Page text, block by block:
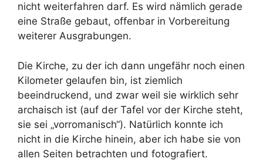
nicht weiterfahren darf. Es wird nämlich gerade
eine Straße gebaut, offenbar in Vorbereitung
weiterer Ausgrabungen.
Die Kirche, zu der ich dann ungefähr noch einen
Kilometer gelaufen bin, ist ziemlich
beeindruckend, und zwar weil sie wirklich sehr
archaisch ist (auf der Tafel vor der Kirche steht,
sie sei „vorromanisch“). Natürlich konnte ich
nicht in die Kirche hinein, aber ich habe sie von
allen Seiten betrachten und fotografiert.